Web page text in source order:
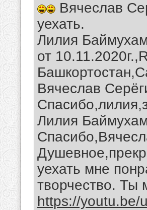
Вячеслав
уехать.
Лилия
от
Вячеслав
Лилия
уехать мне
творчество. Ты
https://youtu.be/